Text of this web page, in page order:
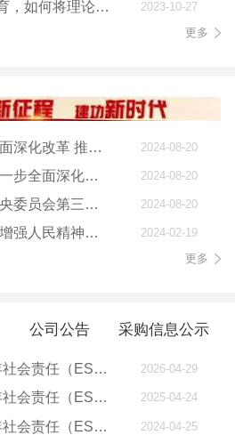
媒体聚焦 | 开展主题教育，如何将理论学习贯穿始终
2023-10-27
更多
中共中央关于进一步全面深化改革 推进中国式现代化的决定 2024-08-20
关于《中共中央关于进一步全面深化改革、 推进中国式现代化的决定》的说明 2024-08-20
中国共产党第二十届中央委员会第三次全体会议公报 2024-08-20
推进中国式现代化必须增强人民精神力量
2024-02-19
更多
公司公告 采购信息公示
中国信达发布《2025年社会责任（ESG）报告》 2026-04-29
中国信达发布《2024年社会责任（ESG）报告》 2025-04-24
中国信达发布《2023年社会责任（ESG）报告》 2024-04-25